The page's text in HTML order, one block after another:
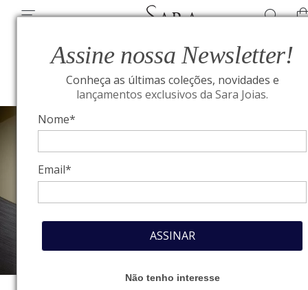
Assine nossa Newsletter!
Conheça as últimas coleções, novidades e
lançamentos exclusivos da Sara Joias.
Nome*
Email*
ASSINAR
Não tenho interesse